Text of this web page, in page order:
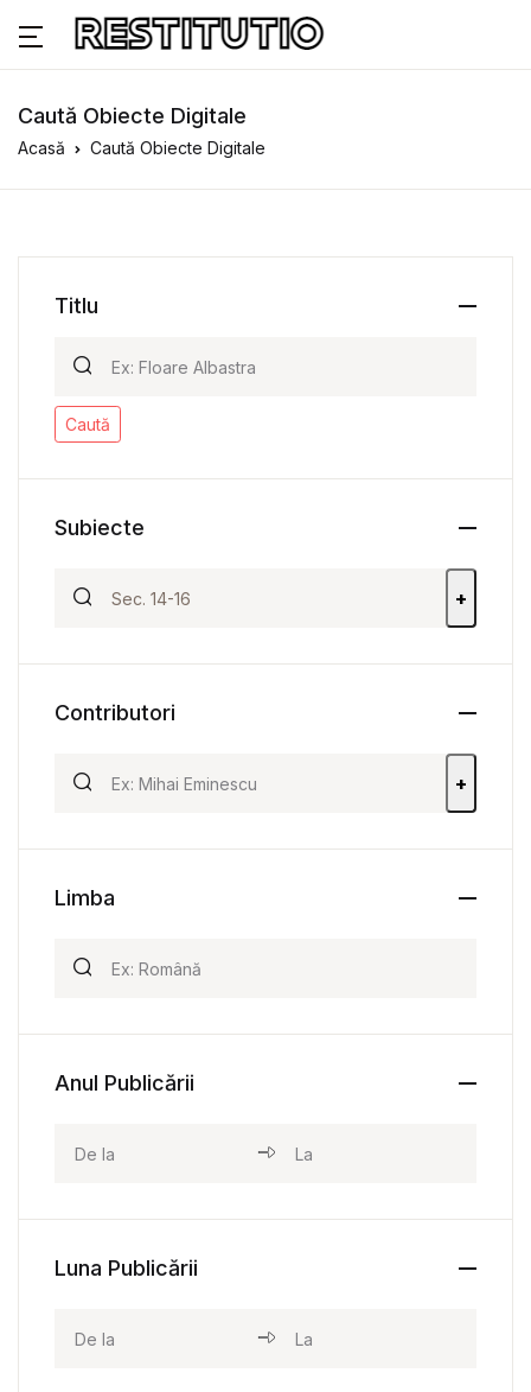
Caută Obiecte Digitale
Acasă Caută Obiecte Digitale
Titlu
Caută
Subiecte
+
Contributori
+
Limba
Anul Publicării
Luna Publicării